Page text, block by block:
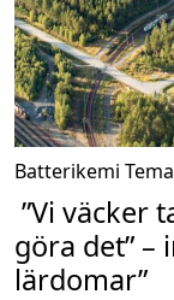
Batterikemi
”Vi väcker
göra det” –
lärdomar”